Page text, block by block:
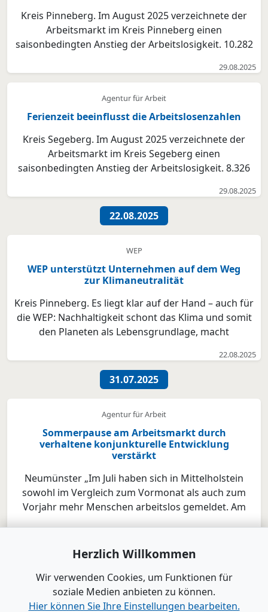
Kreis Pinneberg. Im August 2025 verzeichnete der
Arbeitsmarkt im Kreis Pinneberg einen
saisonbedingten Anstieg der Arbeitslosigkeit. 10.282
Vormonat. Gegenüber dem August 2024 ist jedoch
wurde erst...
29.08.2025
Agentur für Arbeit
Ferienzeit beeinflusst die Arbeitslosenzahlen
Kreis Segeberg. Im August 2025 verzeichnete der
Arbeitsmarkt im Kreis Segeberg einen
saisonbedingten Anstieg der Arbeitslosigkeit. 8.326
Vormonat. Gegenüber dem August 2024 ist noch ein
Anstieg der Arbeitslosigkeit um 222 Personen zu
verzeichnen. ...
29.08.2025
22.08.2025
WEP
WEP unterstützt Unternehmen auf dem Weg
zur Klimaneutralität
Kreis Pinneberg. Es liegt klar auf der Hand – auch für
die WEP: Nachhaltigkeit schont das Klima und somit
den Planeten als Lebensgrundlage, macht
und wirtschaftlicher und verhilft Menschen, so auch
Mitarbeiterinnen und Mitarbeitern, zu mehr
Zufriedenhei...
22.08.2025
31.07.2025
Agentur für Arbeit
Sommerpause am Arbeitsmarkt durch
verhaltene konjunkturelle Entwicklung
verstärkt
Neumünster „Im Juli haben sich in Mittelholstein
sowohl im Vergleich zum Vormonat als auch zum
Vorjahr mehr Menschen arbeitslos gemeldet. Am
verhaltene konjunkturelle Entwicklung. Die
31.07.2025
« Zurück 1 2 3 4 5 6 Weiter »
Seite 1 von 10
Herzlich Willkommen
Wir verwenden Cookies, um Funktionen für
soziale Medien anbieten zu können.
Hier können Sie Ihre Einstellungen bearbeiten.